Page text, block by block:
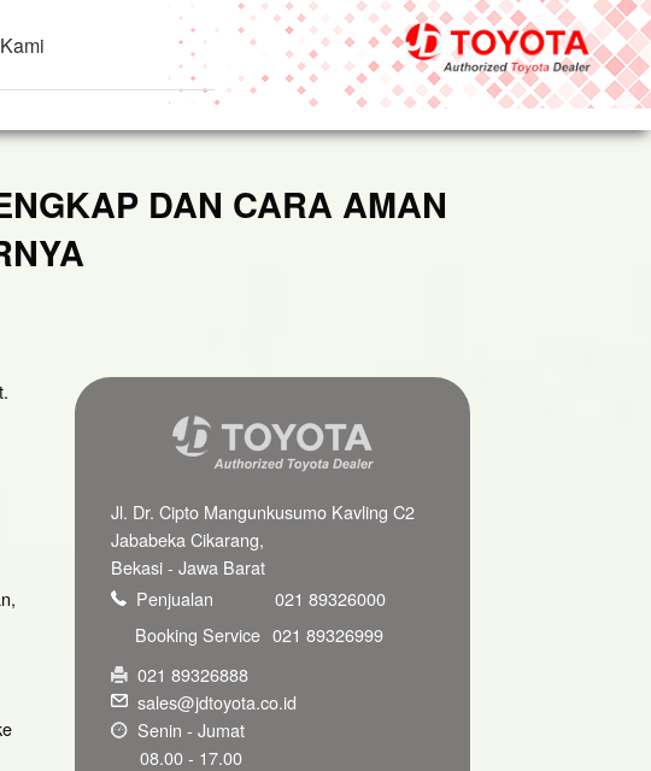
DAN CARA AMAN
Jl. Dr. Cipto Mangunkusumo Kavling C2
Jababeka Cikarang,
Bekasi - Jawa Barat
Penjualan
021 89326000
Booking Service 021 89326999
021 89326888
sales@jdtoyota.co.id
Senin - Jumat
08.00 - 17.00